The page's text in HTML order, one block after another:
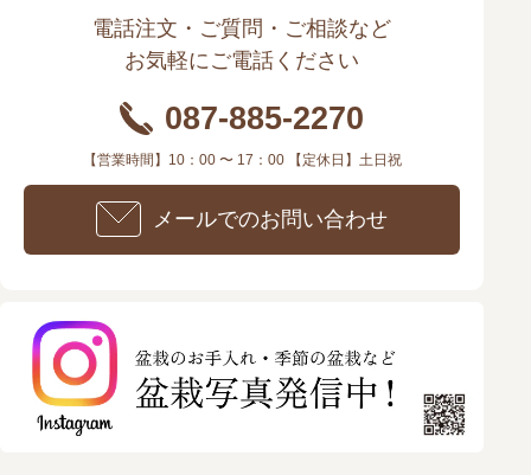
電話注文・ご質問・ご相談など
お気軽にご電話ください
087-885-2270
【営業時間】10：00 〜 17：00 【定休日】土日祝
メールでのお問い合わせ